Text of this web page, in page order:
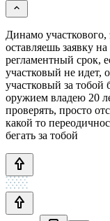
Динамо
оставляешь заявку
регламентный срок,
участковый не идет,
участковый за тобой
оружием владею 20
проверять, просто
какой то
бегать за тобой